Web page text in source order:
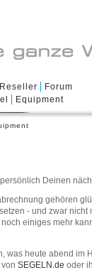
Reseller
Forum
Equipment
Deinen
gehören
- und zwar nicht
einiges mehr
was heute abend im
SEGELN.de oder